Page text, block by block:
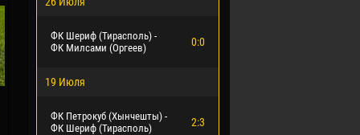
ФК Шериф (Тирасполь) -
ФК Милсами (Оргеев)
0:0
19 Июля
ФК Петрокуб (Хынчешты) -
ФК Шериф (Тирасполь)
2:3